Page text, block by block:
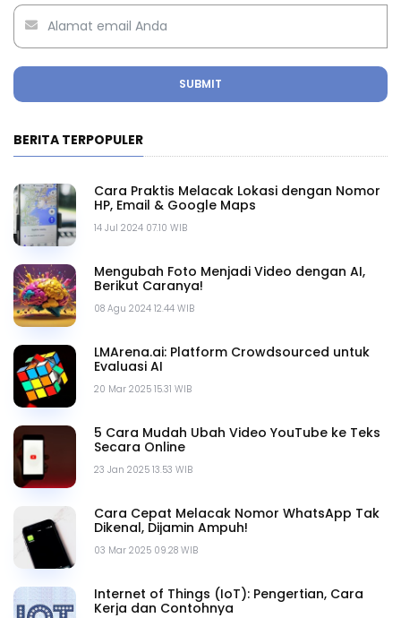
SUBMIT
BERITA TERPOPULER
14 Jul 2024 07.10 WIB
Cara Praktis Melacak Lokasi dengan Nomor
HP, Email & Google Maps
08 Agu 2024 12.44 WIB
Mengubah Foto Menjadi Video dengan AI,
Berikut Caranya!
20 Mar 2025 15.31 WIB
LMArena.ai: Platform Crowdsourced untuk
Evaluasi AI
23 Jan 2025 13.53 WIB
5 Cara Mudah Ubah Video YouTube ke Teks
Secara Online
03 Mar 2025 09.28 WIB
Cara Cepat Melacak Nomor WhatsApp Tak
Dikenal, Dijamin Ampuh!
Internet of Things (IoT): Pengertian, Cara
Kerja dan Contohnya